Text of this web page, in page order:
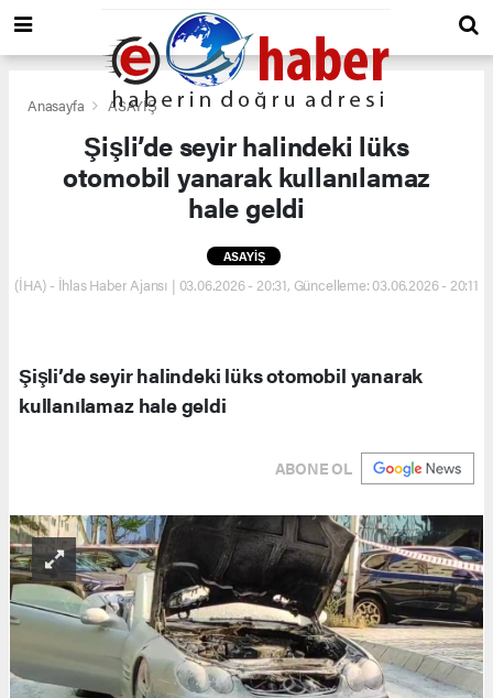
Anasayfa ASAYİŞ
Şişli’de seyir halindeki lüks
otomobil yanarak kullanılamaz
hale geldi
ASAYİŞ
(İHA) - İhlas Haber Ajansı | 03.06.2026 - 20:31, Güncelleme: 03.06.2026 - 20:11
Şişli’de seyir halindeki lüks otomobil yanarak
kullanılamaz hale geldi
ABONE OL